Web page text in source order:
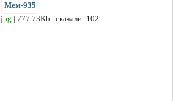
Мем-935
jpg | 777.73Kb | скачали: 102